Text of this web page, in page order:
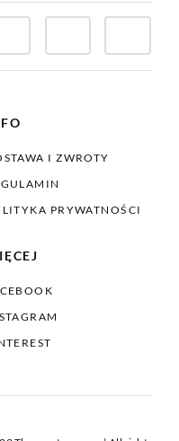
I ZWROTY
PRYWATNOŚCI